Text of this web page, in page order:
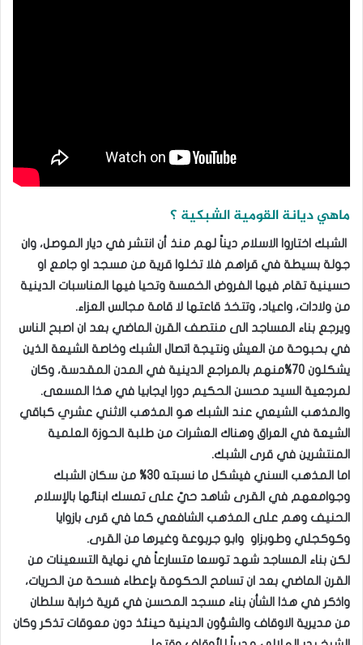
ماهي ديانة القومية الشبكية ؟
الشبك اختاروا الاسلام ديناً لهم منذ أن انتشر في ديار الموصل، وان
جولة بسيطة في قراهم فلا تخلوا قرية من مسجد او جامع او
حسينية تقام فيها الفروض الخمسة وتحيا فيها المناسبات الدينية
من ولادات، واعياد، وتتخذ قاعتها لا قامة مجالس العزاء.
ويرجع بناء المساجد الى منتصف القرن الماضي بعد ان اصبح الناس
في بحبوحة من العيش ونتيجة اتصال الشبك وخاصة الشيعة الذين
يشكلون 70%منهم بالمراجع الدينية في المدن المقدسة، وكان
لمرجعية السيد محسن الحكيم دورا ايجابيا في هذا المسعى.
والمذهب الشيعي عند الشبك هو المذهب الاثني عشري كباقي
الشيعة في العراق وهناك العشرات من طلبة الحوزة العلمية
المنتشرين في قرى الشبك.
اما المذهب السني فيشكل ما نسبته 30% من سكان الشبك
وجوامعهم في القرى شاهد حيّ على تمسك ابنائها بالإسلام
الحنيف وهم على المذهب الشافعي كما في قرى بازوايا
وكوكجلي وطوبزاو وابو جربوعة وغيرها من القرى.
لكن بناء المساجد شهد توسعا متسارعاً في نهاية التسعينات من
القرن الماضي بعد ان تسامح الحكومة بإعطاء فسحة من الحريات،
واذكر في هذا الشأن بناء مسجد المحسن في قرية خرابة سلطان
من مديرية الاوقاف والشؤون الدينية حينئذ دون معوقات تذكر وكان